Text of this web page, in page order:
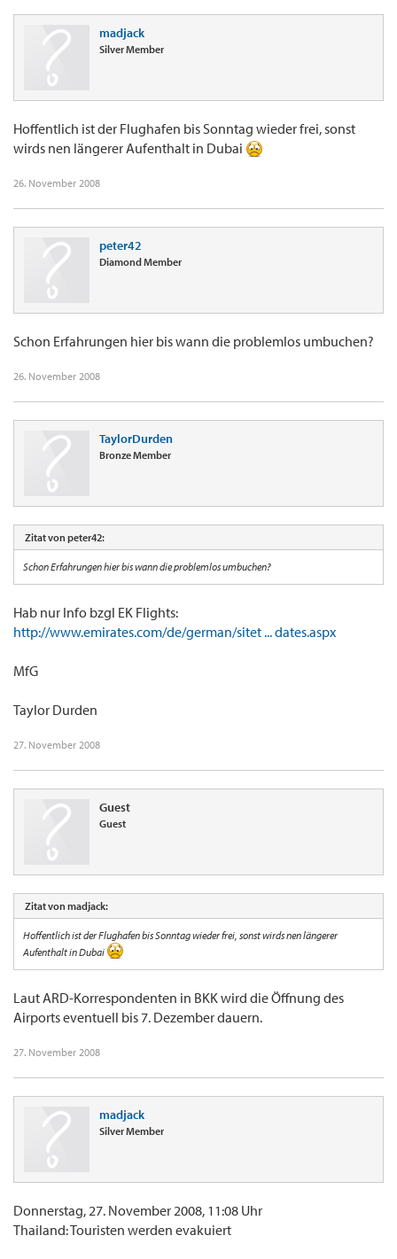
madjack
Silver Member
Hoffentlich ist der Flughafen bis Sonntag wieder frei, sonst
wirds nen längerer Aufenthalt in Dubai
26. November 2008
peter42
Diamond Member
Schon Erfahrungen hier bis wann die problemlos umbuchen?
26. November 2008
TaylorDurden
Bronze Member
Zitat von peter42:
Schon Erfahrungen hier bis wann die problemlos umbuchen?
Hab nur Info bzgl EK Flights:
http://www.emirates.com/de/german/sitet ... dates.aspx
MfG
Taylor Durden
27. November 2008
Guest
Guest
Zitat von madjack:
Hoffentlich ist der Flughafen bis Sonntag wieder frei, sonst wirds nen längerer
Aufenthalt in Dubai
Laut ARD-Korrespondenten in BKK wird die Öffnung des
Airports eventuell bis 7. Dezember dauern.
27. November 2008
madjack
Silver Member
Donnerstag, 27. November 2008, 11:08 Uhr
Thailand: Touristen werden evakuiert